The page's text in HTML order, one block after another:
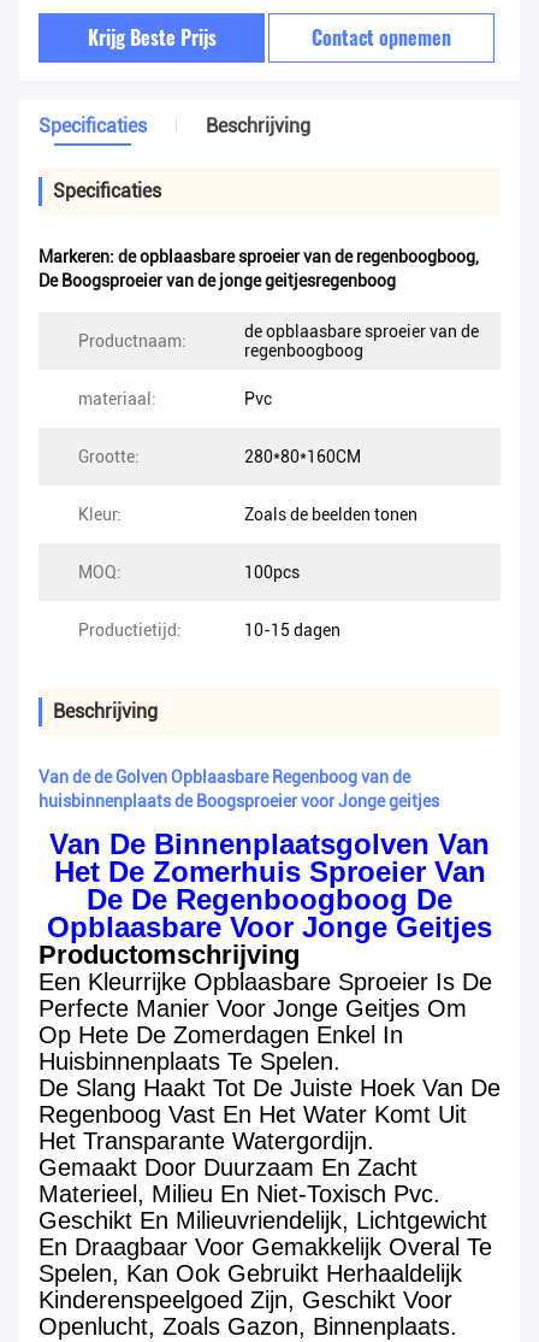
Krijg Beste Prijs Contact opnemen
Specificaties Beschrijving
Specificaties
Markeren: de opblaasbare sproeier van de regenboogboog,
De Boogsproeier van de jonge geitjesregenboog
Productnaam:
de opblaasbare sproeier van de
regenboogboog
materiaal: Pvc
Grootte: 280*80*160CM
Kleur: Zoals de beelden tonen
MOQ: 100pcs
Productietijd: 10-15 dagen
Beschrijving
Van de de Golven Opblaasbare Regenboog van de
huisbinnenplaats de Boogsproeier voor Jonge geitjes
Van De Binnenplaatsgolven Van
Het De Zomerhuis Sproeier Van
De De Regenboogboog De
Opblaasbare Voor Jonge Geitjes
Productomschrijving
Een Kleurrijke Opblaasbare Sproeier Is De
Perfecte Manier Voor Jonge Geitjes Om
Op Hete De Zomerdagen Enkel In
Huisbinnenplaats Te Spelen.
De Slang Haakt Tot De Juiste Hoek Van De
Regenboog Vast En Het Water Komt Uit
Het Transparante Watergordijn.
Gemaakt Door Duurzaam En Zacht
Materieel, Milieu En Niet-Toxisch Pvc.
Geschikt En Milieuvriendelijk, Lichtgewicht
En Draagbaar Voor Gemakkelijk Overal Te
Spelen, Kan Ook Gebruikt Herhaaldelijk
Kinderenspeelgoed Zijn, Geschikt Voor
Openlucht, Zoals Gazon, Binnenplaats.